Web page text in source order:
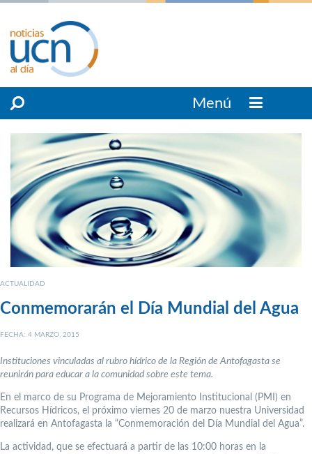
Menú
ACTUALIDAD
Conmemorarán el Día Mundial del Agua
FECHA: 4 MARZO, 2015
Instituciones vinculadas al rubro hídrico de la Región de Antofagasta se
reunirán para educar a la comunidad sobre este tema.
En el marco de su Programa de Mejoramiento Institucional (PMI) en
Recursos Hídricos, el próximo viernes 20 de marzo nuestra Universidad
realizará en Antofagasta la “Conmemoración del Día Mundial del Agua”.
La actividad, que se efectuará a partir de las 10:00 horas en la